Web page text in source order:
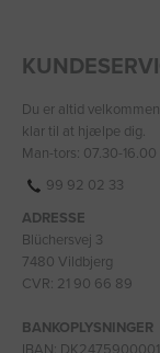
Du er altid
klar til at hjælpe dig.
Man-tors: 07.30-
99 92 02 33
ADRESSE
Blüchersvej 3
7480 Vildbjerg
CVR: 21 90 66 89
BANKOPLYSNINGER